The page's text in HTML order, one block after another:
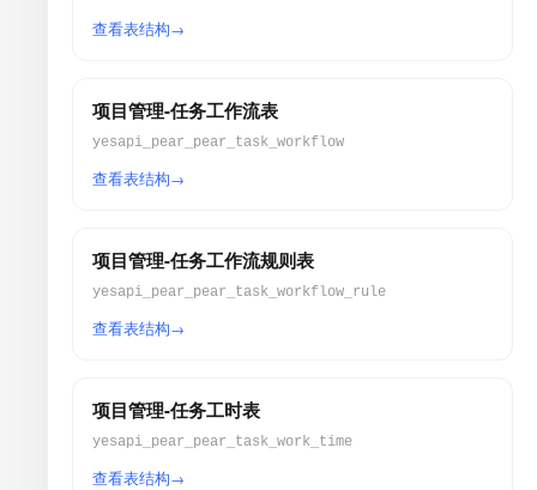
查看表结构
项目管理-任务工作流表
yesapi_pear_pear_task_workflow
查看表结构
项目管理-任务工作流规则表
yesapi_pear_pear_task_workflow_rule
查看表结构
项目管理-任务工时表
yesapi_pear_pear_task_work_time
查看表结构